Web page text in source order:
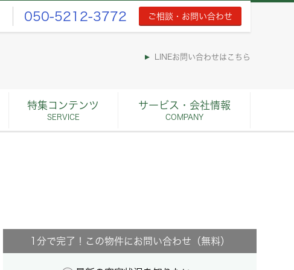
050-5212-3772 ご相談・お問い合わせ
LINEお問い合わせはこちら
特集コンテンツ
SERVICE
サービス・会社情報
COMPANY
1分で完了！この物件にお問い合わせ（無料）